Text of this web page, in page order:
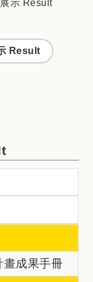
示 Result
Result
畫成果手冊